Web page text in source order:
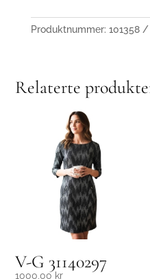
Produktnummer: 101358
Relaterte
V-G 31140297
1000,00 kr